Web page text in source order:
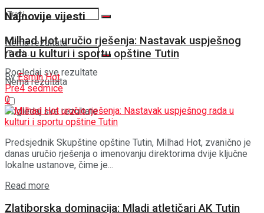
Nema rezultata
Pogledaj sve rezultate
SPORT
Nema rezultata
Pogledaj sve rezultate
Najnovije vijesti
Milhad Hot uručio rješenja: Nastavak uspješnog
rada u kulturi i sportu opštine Tutin
By Esmin Hot
Pre4 sedmice
0
Predsjednik Skupštine opštine Tutin, Milhad Hot, zvanično je
danas uručio rješenja o imenovanju direktorima dvije ključne
lokalne ustanove, čime je...
Read more
Zlatiborska dominacija: Mladi atletičari AK Tutin